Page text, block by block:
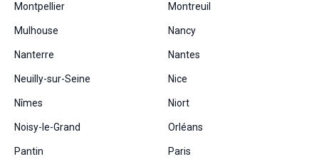
Montpellier Montreuil
Mulhouse Nancy
Nanterre Nantes
Neuilly-sur-Seine Nice
Nîmes Niort
Noisy-le-Grand Orléans
Pantin Paris